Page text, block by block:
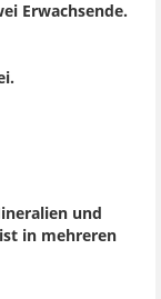
Erwachsende.
und
in mehreren